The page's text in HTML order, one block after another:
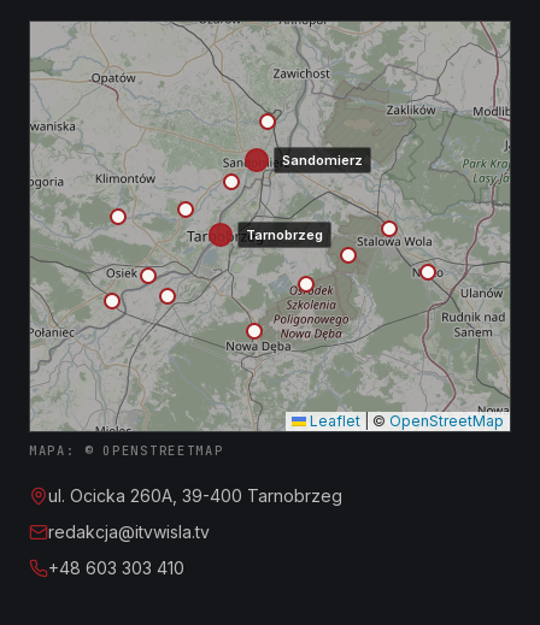
Tarnobrzeg
Sandomierz
Leaflet © OpenStreetMap
MAPA: © OPENSTREETMAP
ul. Ocicka 260A, 39-400 Tarnobrzeg
redakcja@itvwisla.tv
+48 603 303 410